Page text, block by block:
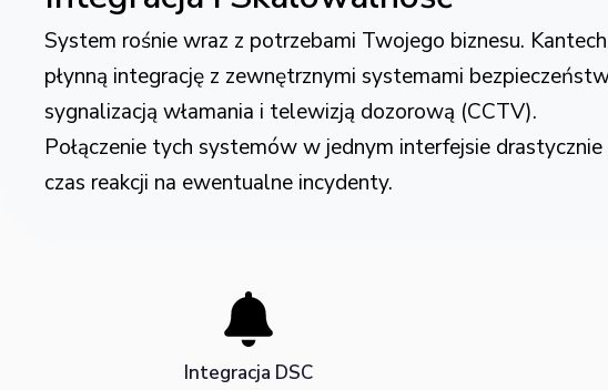
System rośnie wraz z potrzebami Twojego biznesu.
płynną integrację z zewnętrznymi systemami
sygnalizacją włamania i telewizją dozorową (CCTV).
Połączenie tych systemów w jednym interfejsie drastycznie
czas reakcji na ewentualne incydenty.
Integracja DSC